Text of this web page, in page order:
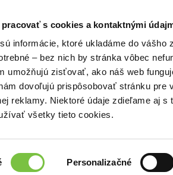
pracovať s cookies a kontaktnými
informácie, ktoré ukladáme do
– bez nich by stránka vôbec
umožňujú zisťovať, ako náš web
dovoľujú prispôsobovať stránku pre
reklamy. Niektoré údaje zdieľame aj
všetky tieto cookies.
Personalizačné
Doplnky
Lucia Barbierik
Našli sme